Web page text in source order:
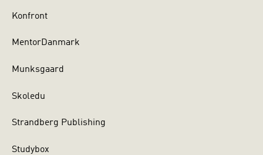
Konfront
MentorDanmark
Munksgaard
Skoledu
Strandberg Publishing
Studybox